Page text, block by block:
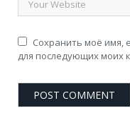
Сохранить моё имя,
для последующих моих